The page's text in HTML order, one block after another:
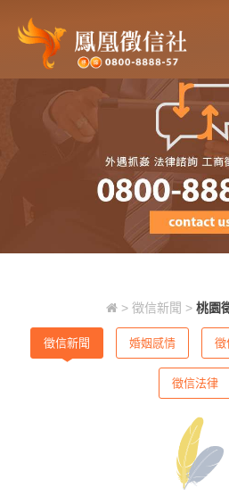
> 徵信新聞 > 桃園
徵信新聞 婚姻感情 徵
徵信法律